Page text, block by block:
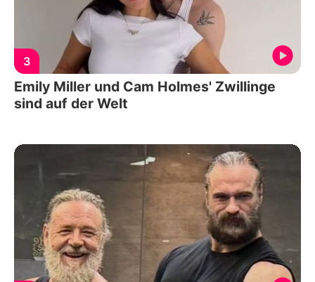
3
Emily Miller und Cam Holmes' Zwillinge
sind auf der Welt